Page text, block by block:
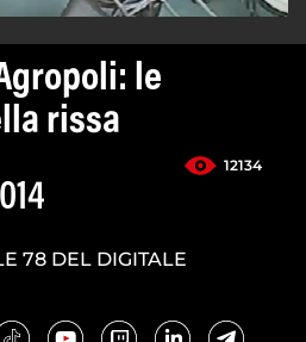
le
rissa
12134
78 DEL DIGITALE